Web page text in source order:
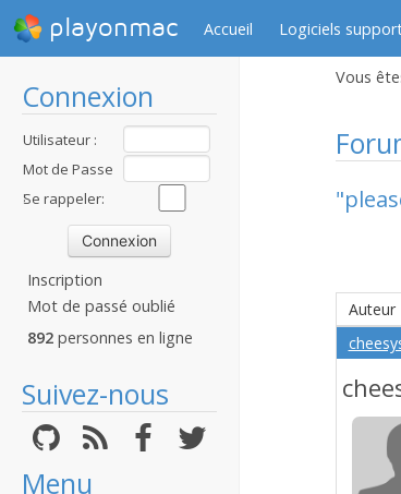
playonmac Accueil Logiciels
Connexion
Utilisateur :
Mot de Passe
:Se rappeler:
Inscription
Mot de passé oublié
892 personnes en ligne
Suivez-nous
Menu
Vous
Auteur